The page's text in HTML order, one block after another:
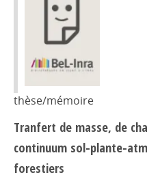
thèse/mémoire
Tranfert de masse, de
continuum sol-plante-
forestiers